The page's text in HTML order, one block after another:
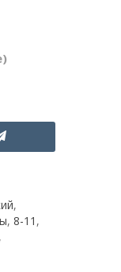
,
, 8-11 ,
,